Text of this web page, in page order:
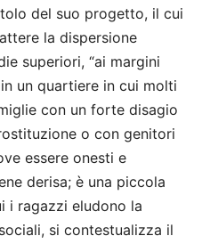
del suo progetto, il cui
la dispersione
superiori, “ai margini
un quartiere in cui molti
con un forte disagio
o con genitori
essere onesti e
derisa; è una piccola
i ragazzi eludono la
si contestualizza il